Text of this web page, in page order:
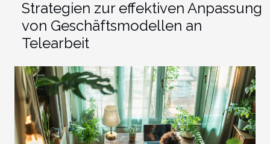
Strategien zur effektiven Anpassung
von Geschäftsmodellen an
Telearbeit